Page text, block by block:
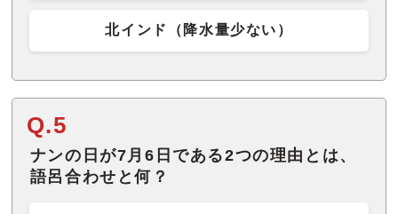
北インド（降水量少ない）
Q.5
ナンの日が7月6日である2つの理由とは、
語呂合わせと何？